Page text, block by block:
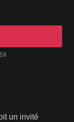
un invité